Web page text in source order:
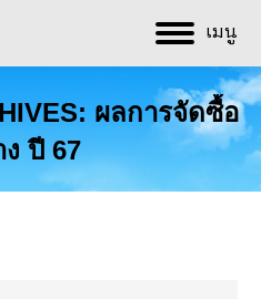
เมนู
ผลการจัดซื้อ
ปี 67
You are here: